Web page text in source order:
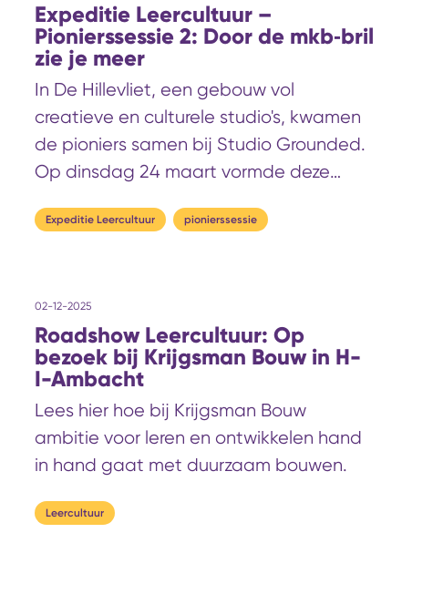
Expeditie Leercultuur –
Pionierssessie 2: Door de mkb‑bril
zie je meer
In De Hillevliet, een gebouw vol
creatieve en culturele studio's, kwamen
de pioniers samen bij Studio Grounded.
Op dinsdag 24 maart vormde deze
voor een sessie van de Expeditie
Expeditie Leercultuur pionierssessie
02-12-2025
Roadshow Leercultuur: Op
bezoek bij Krijgsman Bouw in H-
I-Ambacht
Lees hier hoe bij Krijgsman Bouw
ambitie voor leren en ontwikkelen hand
in hand gaat met duurzaam bouwen.
Leercultuur